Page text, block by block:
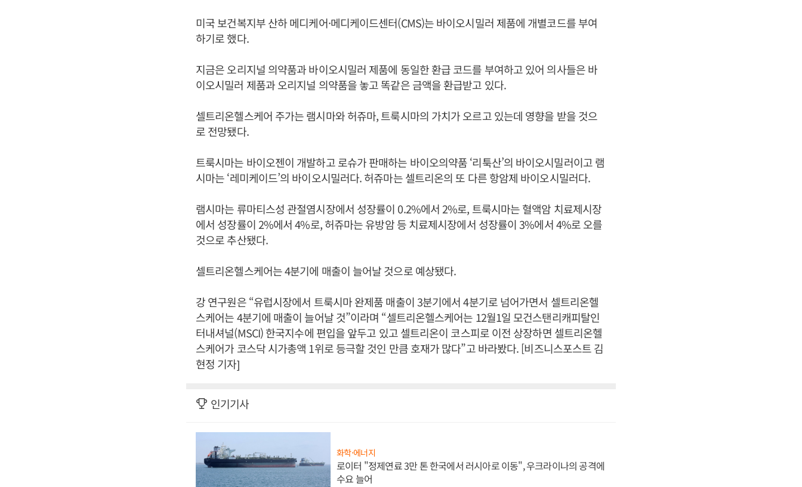
미국 보건복지부 산하 메디케어·메디케이드센터(CMS)는 바이오시밀러 제품에 개별코드를 부여
하기로 했다.
지금은 오리지널 의약품과 바이오시밀러 제품에 동일한 환급 코드를 부여하고 있어 의사들은 바
이오시밀러 제품과 오리지널 의약품을 놓고 똑같은 금액을 환급받고 있다.
셀트리온헬스케어 주가는 램시마와 허쥬마, 트룩시마의 가치가 오르고 있는데 영향을 받을 것으
로 전망됐다.
트룩시마는 바이오젠이 개발하고 로슈가 판매하는 바이오의약품 ‘리툭산’의 바이오시밀러이고 램
시마는 ‘레미케이드’의 바이오시밀러다. 허쥬마는 셀트리온의 또 다른 항암제 바이오시밀러다.
램시마는 류마티스성 관절염시장에서 성장률이 0.2%에서 2%로, 트룩시마는 혈액암 치료제시장
에서 성장률이 2%에서 4%로, 허쥬마는 유방암 등 치료제시장에서 성장률이 3%에서 4%로 오를
것으로 추산됐다.
셀트리온헬스케어는 4분기에 매출이 늘어날 것으로 예상됐다.
강 연구원은 “유럽시장에서 트룩시마 완제품 매출이 3분기에서 4분기로 넘어가면서 셀트리온헬
스케어는 4분기에 매출이 늘어날 것”이라며 “셀트리온헬스케어는 12월1일 모건스탠리캐피탈인
터내셔널(MSCI) 한국지수에 편입을 앞두고 있고 셀트리온이 코스피로 이전 상장하면 셀트리온헬
스케어가 코스닥 시가총액 1위로 등극할 것인 만큼 호재가 많다”고 바라봤다. [비즈니스포스트 김
현정 기자]
인기기사
화학·에너지
로이터 "정제연료 3만 톤 한국에서 러시아로 이동", 우크라이나의 공격에
수요 늘어